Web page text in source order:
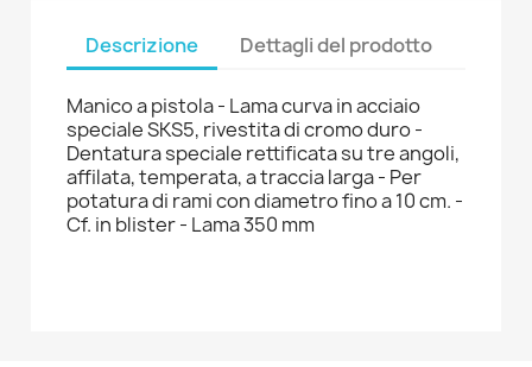
Descrizione Dettagli del prodotto
Manico a pistola - Lama curva in acciaio
speciale SKS5, rivestita di cromo duro -
Dentatura speciale rettificata su tre angoli,
affilata, temperata, a traccia larga - Per
potatura di rami con diametro fino a 10 cm. -
Cf. in blister - Lama 350 mm